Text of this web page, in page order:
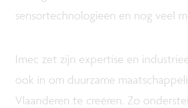
sensortechnologieën en nog veel
Imec zet zijn expertise en
ook in om duurzame
Vlaanderen te creëren. Zo